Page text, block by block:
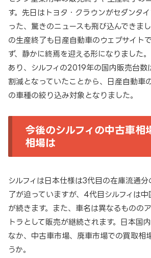
す。先日はトヨタ・クラウンがセダンタ
った、驚きのニュースも飛び込んできま
の生産終了も日産自動車のウェブサイト
ず、静かに終焉を迎える形になりました
あり、シルフィの2019年の国内販売台
割減となっていたことから、日産自動車
の車種の絞り込み対象となりました。
今後のシルフィの中古車相
相場は
シルフィは日本仕様は3代目の在庫流通
了が迫っていますが、4代目シルフィは
が続きます。また、車名は異なるものの
トラとして販売が継続されます。日本国
なか、中古車市場、廃車市場での買取相
うか。